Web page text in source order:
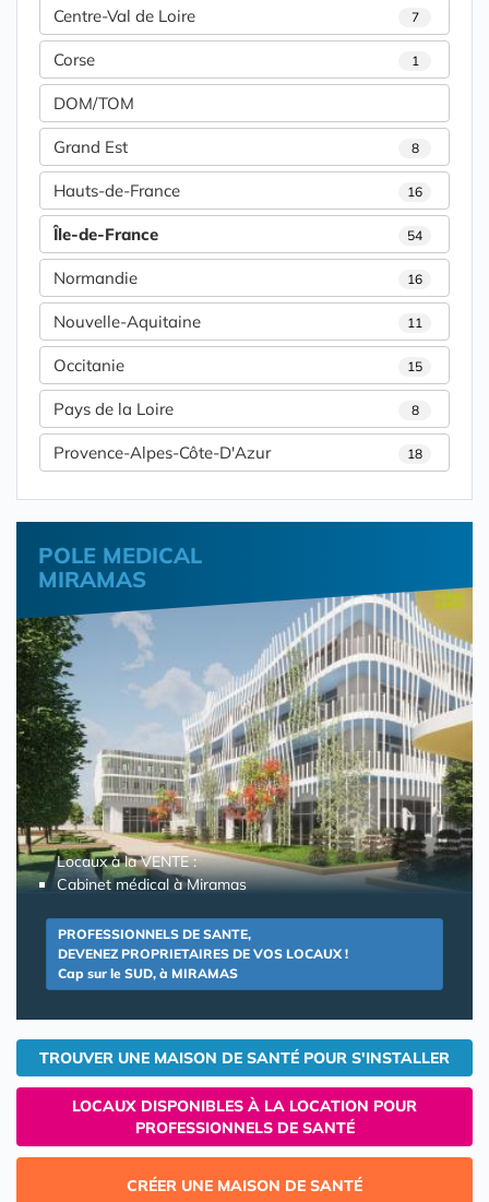
Centre-Val de Loire 7
Corse 1
DOM/TOM
Grand Est 8
Hauts-de-France 16
Île-de-France 54
Normandie 16
Nouvelle-Aquitaine 11
Occitanie 15
Pays de la Loire 8
Provence-Alpes-Côte-D'Azur 18
POLE MEDICAL
MIRAMAS
Locaux à la VENTE :
Cabinet médical à Miramas
PROFESSIONNELS DE SANTE,
DEVENEZ PROPRIETAIRES DE VOS LOCAUX !
Cap sur le SUD, à MIRAMAS
TROUVER UNE MAISON DE SANTÉ POUR S'INSTALLER
LOCAUX DISPONIBLES À LA LOCATION POUR
PROFESSIONNELS DE SANTÉ
CRÉER UNE MAISON DE SANTÉ